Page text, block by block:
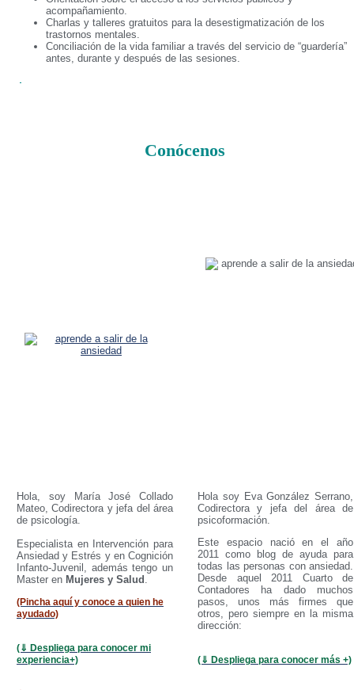
acompañamiento.
Charlas y talleres gratuitos para la desestigmatización de los
trastornos mentales.
Conciliación de la vida familiar a través del servicio de “guardería”
antes, durante y después de las sesiones.
Conócenos
Hola, soy María José Collado
Mateo, Codirectora y jefa del área
de psicología.
Especialista en Intervención para
Ansiedad y Estrés y en Cognición
Infanto-Juvenil, además tengo un
Master en Mujeres y Salud .
(Pincha aquí y conoce a quien he
ayudado)
(⇓ Despliega para conocer mi
experiencia+)
Hola soy Eva González Serrano,
Codirectora y jefa del área de
psicoformación.
Este espacio nació en el año
2011 como blog de ayuda para
todas las personas con ansiedad.
Desde aquel 2011 Cuarto de
Contadores ha dado muchos
pasos, unos más firmes que
otros, pero siempre en la misma
dirección:
(⇓ Despliega para conocer más +)